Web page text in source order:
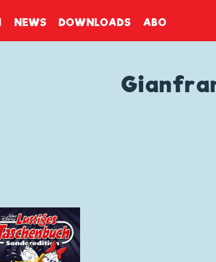
NEWS DOWNLOADS ABO